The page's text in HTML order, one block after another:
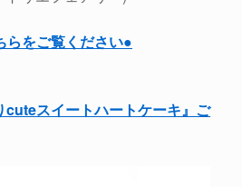
らをご覧ください●
cuteスイートハートケーキ』ご